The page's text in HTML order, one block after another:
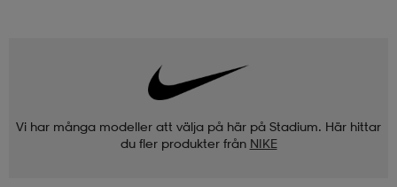
Vi har många modeller att välja på här på Stadium. Här hittar
du fler produkter från NIKE